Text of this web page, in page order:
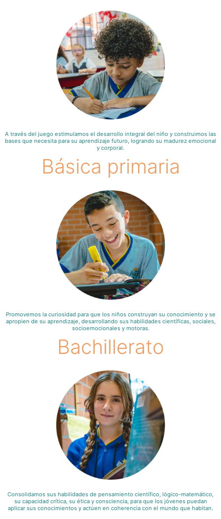
A través del juego estimulamos el desarrollo integral del niño y construimos las
bases que necesita para su aprendizaje futuro, logrando su madurez emocional
y corporal.
Básica primaria
Promovemos la curiosidad para que los niños construyan su conocimiento y se
apropien de su aprendizaje, desarrollando sus habilidades científicas, sociales,
socioemocionales y motoras.
Bachillerato
Consolidamos sus habilidades de pensamiento científico, lógico-matemático,
su capacidad crítica, su ética y consciencia, para que los jóvenes puedan
aplicar sus conocimientos y actúen en coherencia con el mundo que habitan.